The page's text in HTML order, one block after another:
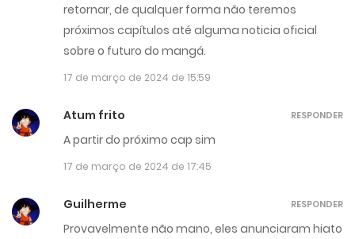
retornar, de qualquer forma não teremos
próximos capítulos até alguma noticia oficial
sobre o futuro do mangá.
17 de março de 2024 de 15:59
Atum frito
A partir do próximo cap sim
17 de março de 2024 de 17:45
RESPONDER
Guilherme
Provavelmente não mano, eles anunciaram hiato
RESPONDER